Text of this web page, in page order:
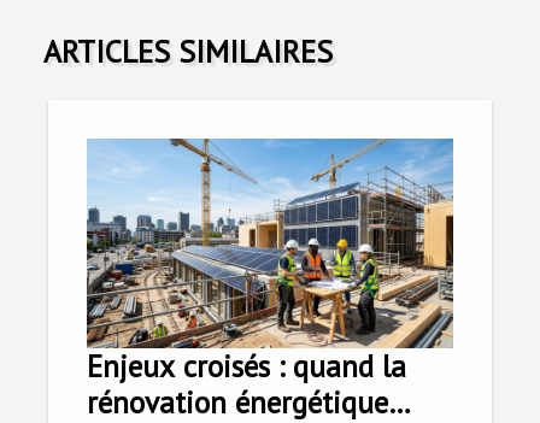
ARTICLES SIMILAIRES
Enjeux croisés : quand la
rénovation énergétique